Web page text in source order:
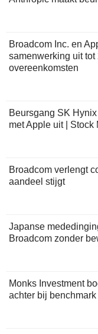
Broadcom Inc. en
samenwerking uit
overeenkomsten
Beursgang SK
met Apple uit | Stock
Broadcom verlengt
aandeel stijgt
Japanse
Broadcom zonder
Monks Investment
achter bij benchmark